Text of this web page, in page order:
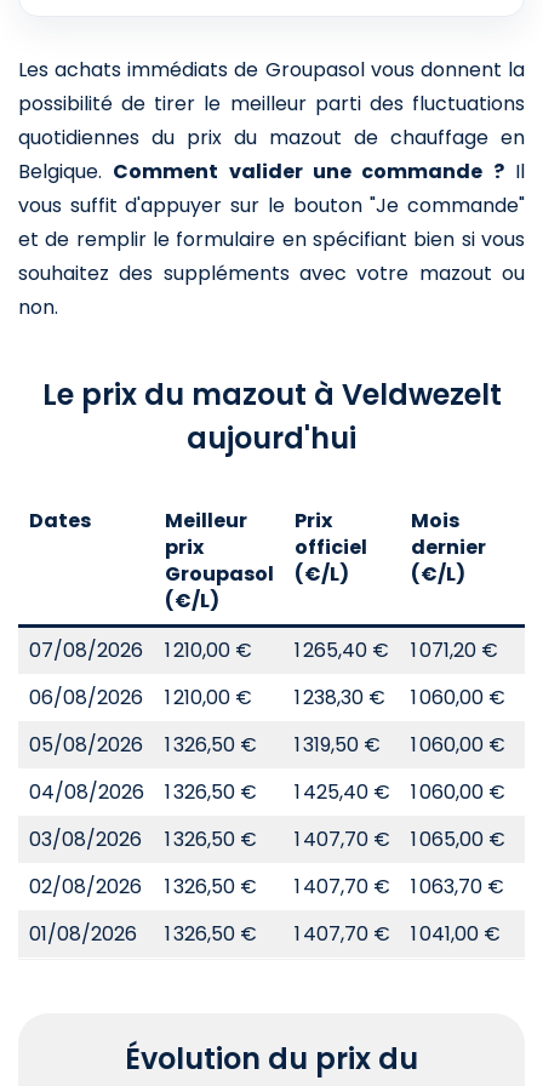
Les achats immédiats de Groupasol vous donnent la
possibilité de tirer le meilleur parti des fluctuations
quotidiennes du prix du mazout de chauffage en
Belgique. Comment valider une commande ?Il
vous suffit d'appuyer sur le bouton "Je commande"
et de remplir le formulaire en spécifiant bien si vous
souhaitez des suppléments avec votre mazout ou
non.
Le prix du mazout à Veldwezelt
aujourd'hui
Dates
Meilleur
prix
Groupasol
(€/L)
Prix
officiel
(€/L)
Mois
dernier
(€/L)
07/08/2026 1 210,00 € 1 265,40 € 1 071,20 €
06/08/2026
1 210,00 € 1 238,30 € 1 060,00 €
05/08/2026
1 326,50 € 1 319,50 € 1 060,00 €
04/08/2026
1 326,50 € 1 425,40 € 1 060,00 €
03/08/2026
1 326,50 € 1 407,70 € 1 065,00 €
02/08/2026
1 326,50 € 1 407,70 € 1 063,70 €
01/08/2026
1 326,50 € 1 407,70 € 1 041,00 €
Évolution du prix du